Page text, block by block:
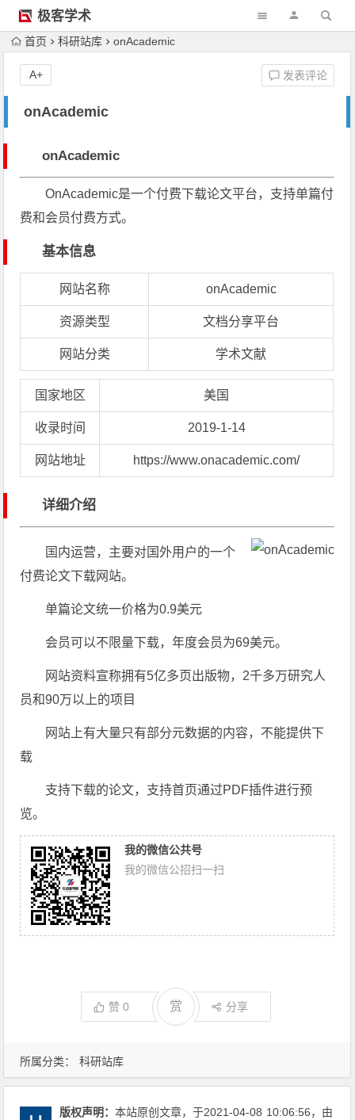
极客学术
首页 科研站库 onAcademic
onAcademic
发表评论
A+
所属分类： 科研站库
onAcademic
OnAcademic是一个付费下载论文平台，支持单篇付
费和会员付费方式。
基本信息
网站名称 onAcademic
资源类型 文档分享平台
网站分类 学术文献
国家地区 美国
收录时间 2019-1-14
网站地址 https://www.onacademic.com/
详细介绍
国内运营，主要对国外用户的一个
付费论文下载网站。
单篇论文统一价格为0.9美元
会员可以不限量下载，年度会员为69美元。
网站资料宣称拥有5亿多页出版物，2千多万研究人
员和90万以上的项目
网站上有大量只有部分元数据的内容，不能提供下
载
支持下载的论文，支持首页通过PDF插件进行预
览。
我的微信公共号
我的微信公招扫一扫
赞0 赏 分享
版权声明：本站原创文章，于2021-04-08 10:06:56，由